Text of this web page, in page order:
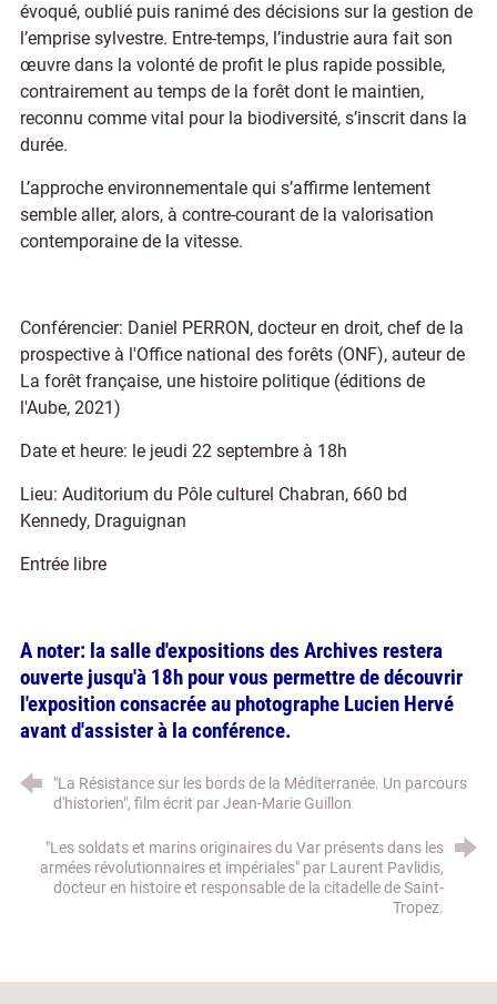
évoqué, oublié puis ranimé des décisions sur la gestion de
l’emprise sylvestre. Entre-temps, l’industrie aura fait son
œuvre dans la volonté de profit le plus rapide possible,
contrairement au temps de la forêt dont le maintien,
reconnu comme vital pour la biodiversité, s’inscrit dans la
durée.
L’approche environnementale qui s’affirme lentement
semble aller, alors, à contre-courant de la valorisation
contemporaine de la vitesse.
Conférencier: Daniel PERRON, docteur en droit, chef de la
prospective à l'Office national des forêts (ONF), auteur de
La forêt française, une histoire politique (éditions de
l'Aube, 2021)
Date et heure: le jeudi 22 septembre à 18h
Lieu: Auditorium du Pôle culturel Chabran, 660 bd
Kennedy, Draguignan
Entrée libre
A noter: la salle d'expositions des Archives restera
ouverte jusqu'à 18h pour vous permettre de découvrir
l'exposition consacrée au photographe Lucien Hervé
avant d'assister à la conférence.
"La Résistance sur les bords de la Méditerranée. Un parcours
d'historien", film écrit par Jean-Marie Guillon
"Les soldats et marins originaires du Var présents dans les
armées révolutionnaires et impériales" par Laurent Pavlidis,
docteur en histoire et responsable de la citadelle de Saint-
Tropez.